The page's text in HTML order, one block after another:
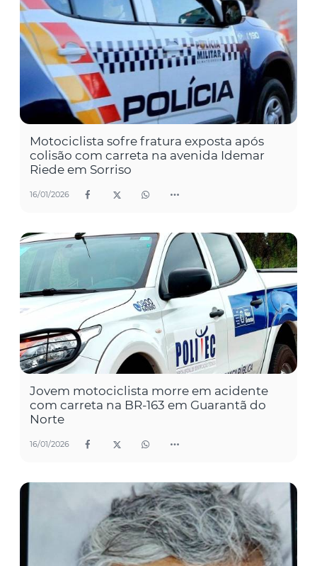
Motociclista sofre fratura exposta após
colisão com carreta na avenida Idemar
Riede em Sorriso
16/01/2026
Jovem motociclista morre em acidente
com carreta na BR-163 em Guarantã do
Norte
16/01/2026